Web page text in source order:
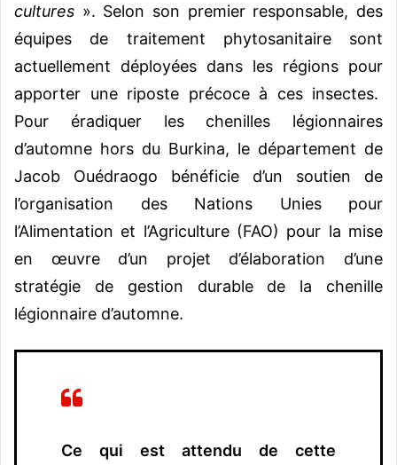
cultures ». Selon son premier responsable, des
équipes de traitement phytosanitaire sont
actuellement déployées dans les régions pour
apporter une riposte précoce à ces insectes.
Pour éradiquer les chenilles légionnaires
d’automne hors du Burkina, le département de
Jacob Ouédraogo bénéficie d’un soutien de
l’organisation des Nations Unies pour
l’Alimentation et l’Agriculture (FAO) pour la mise
en œuvre d’un projet d’élaboration d’une
stratégie de gestion durable de la chenille
légionnaire d’automne.
Ce qui est attendu de cette